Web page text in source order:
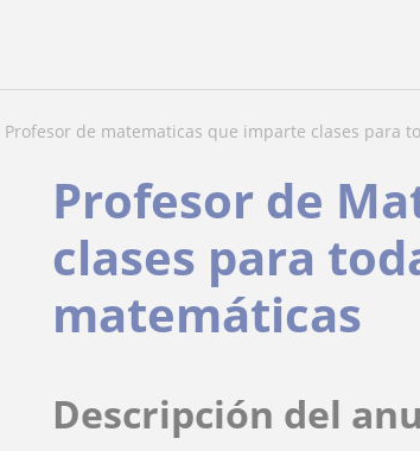
profesor de matematicas que imparte clases para
Profesor de
clases para
matemáticas
Descripción del